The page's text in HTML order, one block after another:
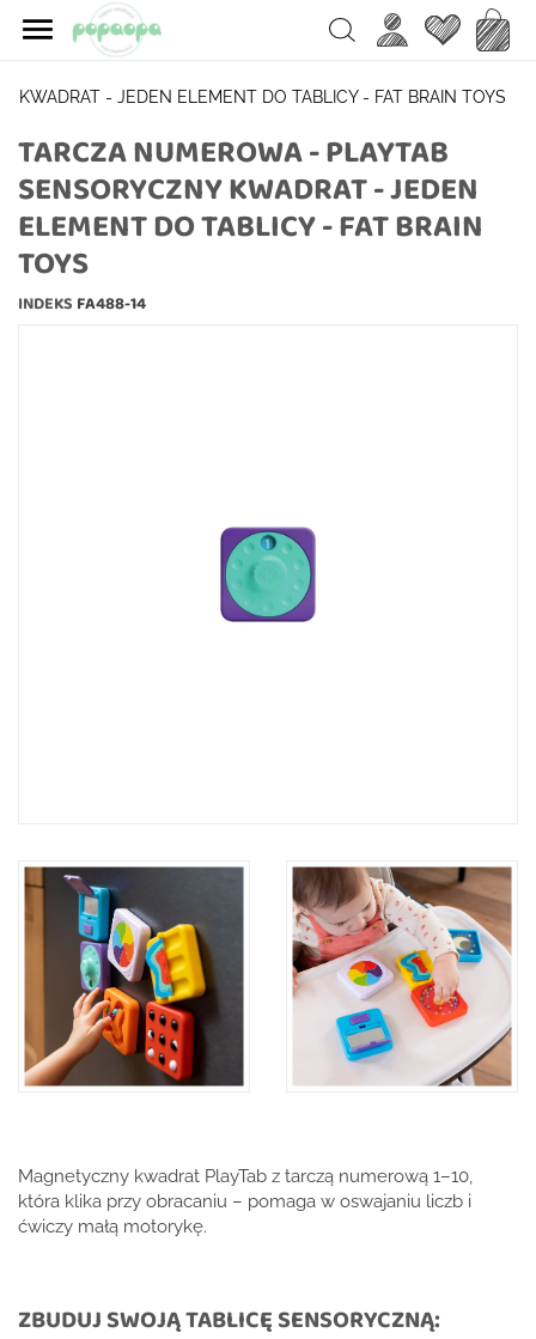
 Search Ulubione
KWADRAT - JEDEN ELEMENT DO TABLICY - FAT BRAIN TOYS
TARCZA NUMEROWA - PLAYTAB
SENSORYCZNY KWADRAT - JEDEN
ELEMENT DO TABLICY - FAT BRAIN
TOYS
INDEKS FA488-14
Magnetyczny kwadrat PlayTab z tarczą numerową 1–10,
która klika przy obracaniu – pomaga w oswajaniu liczb i
ćwiczy małą motorykę.
ZBUDUJ SWOJĄ TABLICĘ SENSORYCZNĄ: